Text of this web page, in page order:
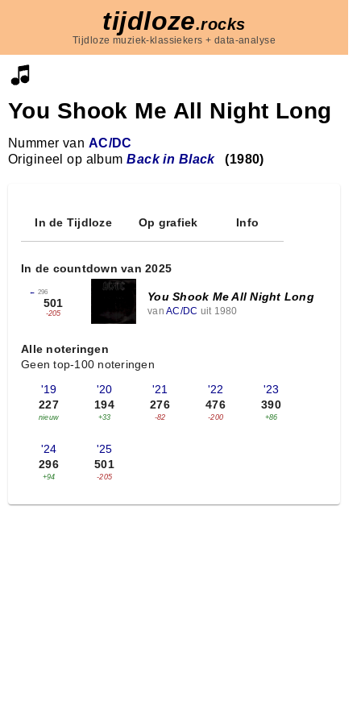
tijdloze.rocks
Tijdloze muziek-klassiekers + data-analyse
You Shook Me All Night Long
Nummer van AC/DC
Origineel op albumBack in Black (1980)
In de Tijdloze Op grafiek Info
In de countdown van 2025
← 296
501
-205
You Shook Me All Night Long
van AC/DC uit 1980
Alle noteringen
Geen top-100 noteringen
'19
227
nieuw
'20
194
+33
'21
276
-82
'22
476
-200
'23
390
+86
'24
296
+94
'25
501
-205